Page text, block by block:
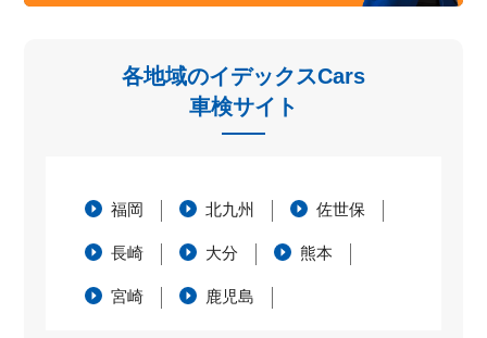
各地域のイデックスCars
車検サイト
福岡 北九州 佐世保
長崎 大分 熊本
宮崎 鹿児島